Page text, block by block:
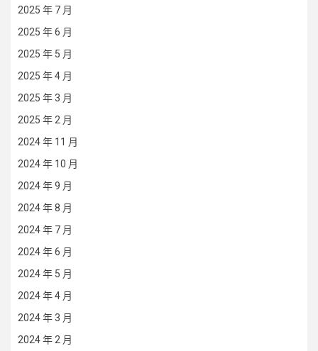
2025 年 7 月
2025 年 6 月
2025 年 5 月
2025 年 4 月
2025 年 3 月
2025 年 2 月
2024 年 11 月
2024 年 10 月
2024 年 9 月
2024 年 8 月
2024 年 7 月
2024 年 6 月
2024 年 5 月
2024 年 4 月
2024 年 3 月
2024 年 2 月